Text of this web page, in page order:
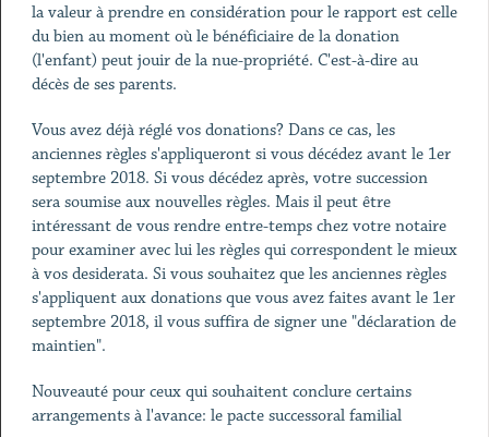
la valeur à prendre en considération pour le rapport est celle
du bien au moment où le bénéficiaire de la donation
(l'enfant) peut jouir de la nue-propriété. C'est-à-dire au
décès de ses parents.
Vous avez déjà réglé vos donations? Dans ce cas, les
anciennes règles s'appliqueront si vous décédez avant le 1er
septembre 2018. Si vous décédez après, votre succession
sera soumise aux nouvelles règles. Mais il peut être
intéressant de vous rendre entre-temps chez votre notaire
pour examiner avec lui les règles qui correspondent le mieux
à vos desiderata. Si vous souhaitez que les anciennes règles
s'appliquent aux donations que vous avez faites avant le 1er
septembre 2018, il vous suffira de signer une "déclaration de
maintien".
Nouveauté pour ceux qui souhaitent conclure certains
arrangements à l'avance: le pacte successoral familial